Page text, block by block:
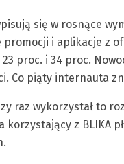
się w rosnące
promocji i aplikacje z
proc. i 34 proc.
Co piąty internauta
raz wykorzystał to
z BLIKA